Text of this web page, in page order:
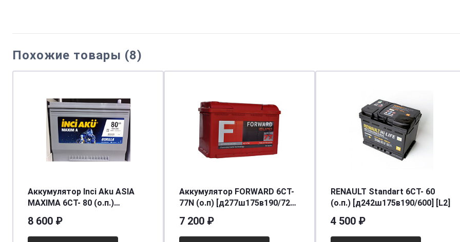
Похожие товары (8)
Аккумулятор Inci Aku ASIA
MAXIMA 6СТ- 80 (о.п.)
[д264ш175в220/650SAE] [D26]
8 600 ₽
Аккумулятор FORWARD 6СТ-
77N (о.п) [д277ш175в190/720]
7 200 ₽
RENAULT Standart 6СТ- 60
(о.п.) [д242ш175в190/600] [L2]
4 500 ₽